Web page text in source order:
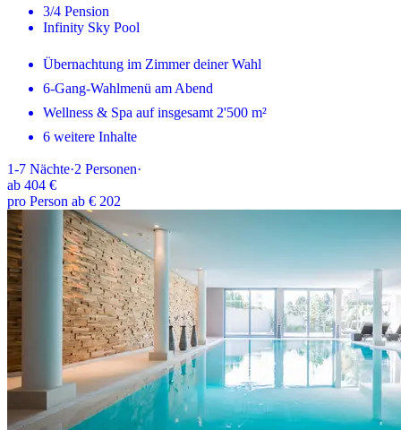
3/4 Pension
Infinity Sky Pool
Übernachtung im Zimmer deiner Wahl
6-Gang-Wahlmenü am Abend
Wellness & Spa auf insgesamt 2'500 m²
6 weitere Inhalte
1-7 Nächte·2 Personen·
ab 404 €
pro Person ab € 202